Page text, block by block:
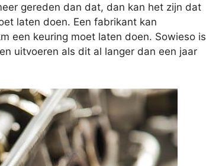
gereden dan dat, dan kan het zijn dat
laten doen. Een fabrikant kan
een keuring moet laten doen. Sowieso is
uitvoeren als dit al langer dan een jaar